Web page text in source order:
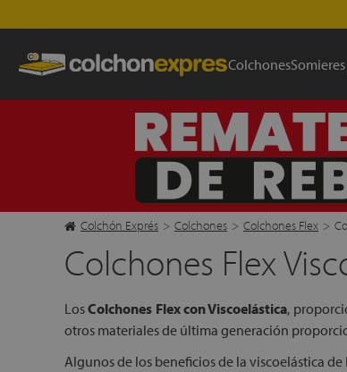
Colchones
Colchón Exprés > Colchones > Colchones Flex >
Colchones Flex
LosColchones Flex con Viscoelástica,
otros materiales de última generación
Algunos de los beneficios de la viscoelástica